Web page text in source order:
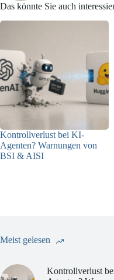
Das könnte Sie auch
Kontrollverlust bei KI-
Agenten? Warnungen von
BSI & AISI
Meist gelesen
Kontrollverlust